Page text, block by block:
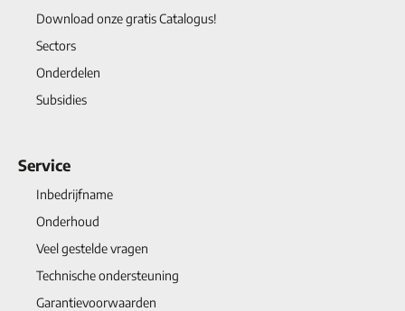
Download onze gratis Catalogus!
Sectors
Onderdelen
Subsidies
Service
Inbedrijfname
Onderhoud
Veel gestelde vragen
Technische ondersteuning
Garantievoorwaarden